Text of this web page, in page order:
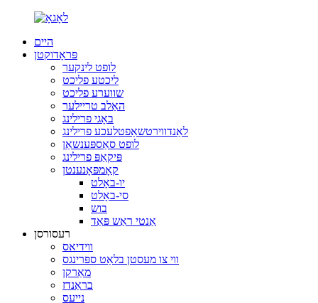
היים
פּראָדוקטן
לופט לינקער
ליכטע פליכט
שווערע פליכט
האַלב טריילער
באָגי פרילינג
לאַנדווירטשאַפטלעכע פרילינג
לופט סאַספּענשאַן
פּיקאַפּ פרילינג
קאָמפּאָנענטן
יו-באָלט
סי-באָלט
בוש
אַנטי ראַש פּאַד
רעסורסן
ווידיאס
ווי צו מעסטן בלאַט ספּרינגס
מאַרקן
בראַנדז
נייעס